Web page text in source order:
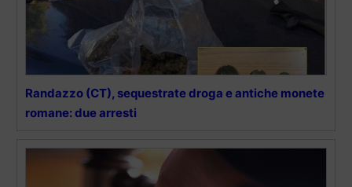
Randazzo (CT), sequestrate droga e antiche monete
romane: due arresti